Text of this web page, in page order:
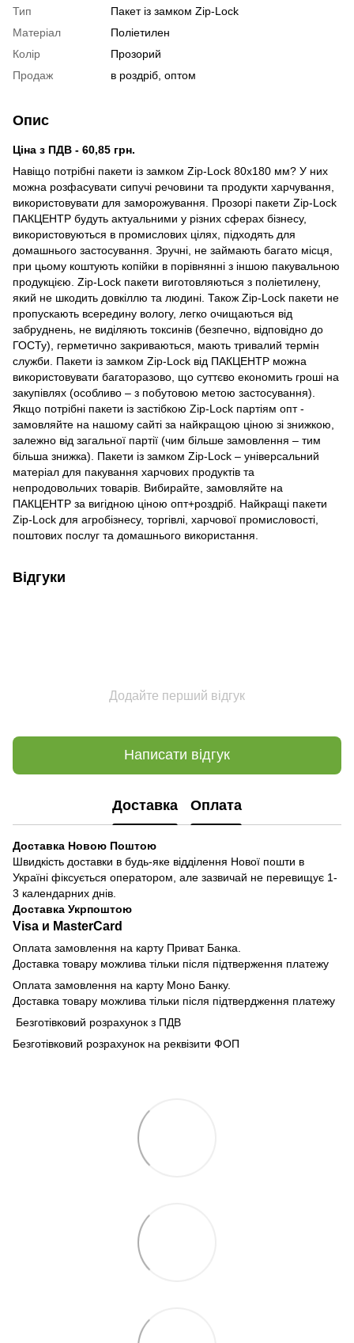
Тип
Пакет із замком Zip-Lock
Матеріал
Поліетилен
Колір
Прозорий
Продаж
в роздріб, оптом
Опис
Ціна з ПДВ - 60,85 грн.
Навіщо потрібні пакети із замком Zip-Lock 80х180 мм? У них
можна розфасувати сипучі речовини та продукти харчування,
використовувати для заморожування. Прозорі пакети Zip-Lock
ПАКЦЕНТР будуть актуальними у різних сферах бізнесу,
використовуються в промислових цілях, підходять для
домашнього застосування. Зручні, не займають багато місця,
при цьому коштують копійки в порівнянні з іншою пакувальною
продукцією. Zip-Lock пакети виготовляються з поліетилену,
який не шкодить довкіллю та людині. Також Zip-Lock пакети не
пропускають всередину вологу, легко очищаються від
забруднень, не виділяють токсинів (безпечно, відповідно до
ГОСТу), герметично закриваються, мають тривалий термін
служби. Пакети із замком Zip-Lock від ПАКЦЕНТР можна
використовувати багаторазово, що суттєво економить гроші на
закупівлях (особливо – з побутовою метою застосування).
Якщо потрібні пакети із застібкою Zip-Lock партіям опт -
замовляйте на нашому сайті за найкращою ціною зі знижкою,
залежно від загальної партії (чим більше замовлення – тим
більша знижка). Пакети із замком Zip-Lock – універсальний
матеріал для пакування харчових продуктів та
непродовольчих товарів. Вибирайте, замовляйте на
ПАКЦЕНТР за вигідною ціною опт+роздріб. Найкращі пакети
Zip-Lock для агробізнесу, торгівлі, харчової промисловості,
поштових послуг та домашнього використання.
Відгуки
Додайте перший відгук
Написати відгук
Доставка Оплата
Доставка Новою Поштою
Швидкість доставки в будь-яке відділення Нової пошти в
Україні фіксується оператором, але зазвичай не перевищує 1-
3 календарних днів.
Доставка Укрпоштою
Visa и MasterCard
Оплата замовлення на карту Приват Банка.
Доставка товару можлива тільки після підтверження платежу
Оплата замовлення на карту Моно Банку.
Доставка товару можлива тільки після підтвердження платежу
Безготівковий розрахунок з ПДВ
Безготівковий розрахунок на реквізити ФОП